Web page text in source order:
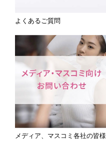
よくあるご質問
メディア、マスコミ各社の皆様